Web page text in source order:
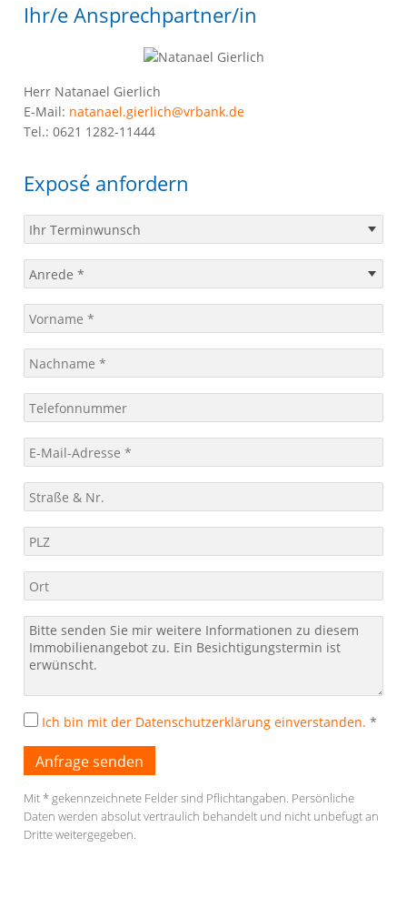
Ihr/e Ansprechpartner/in
Herr Natanael Gierlich
E-Mail: natanael.gierlich@vrbank.de
Tel.: 0621 1282-11444
Exposé anfordern
Ich bin mit der Datenschutzerklärung einverstanden. *
Mit * gekennzeichnete Felder sind Pflichtangaben. Persönliche
Daten werden absolut vertraulich behandelt und nicht unbefugt an
Dritte weitergegeben.